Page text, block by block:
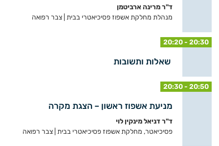
ד"ר מרינה ארביטמן
מנהלת מחלקת אשפוז פסיכיאטרי בבית | צבר רפואה
20:20 - 20:30
שאלות ותשובות
20:30 - 20:50
מניעת אשפוז ראשון – הצגת מקרה
ד"ר דניאל מינקין לוי
פסיכיאטר, מחלקת אשפוז פסיכיאטרי בבית | צבר רפואה